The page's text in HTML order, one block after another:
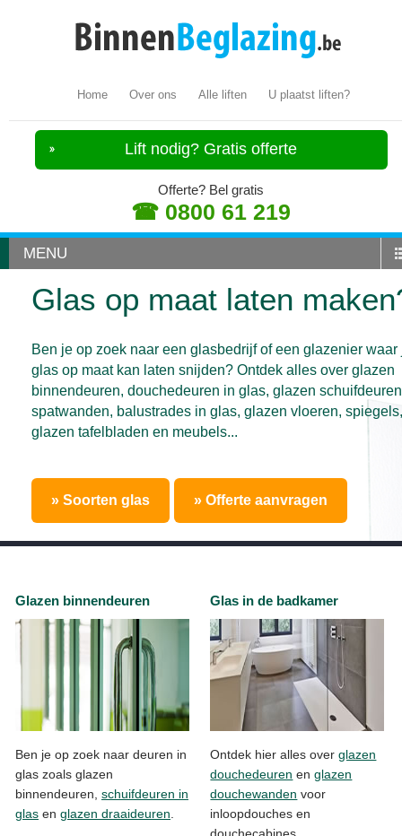
Home Over ons Alle liften U plaatst liften?
Lift nodig? Gratis offerte
Offerte? Bel gratis
☎ 0800 61 219
MENU
Glas op maat laten
Ben je op zoek naar een glasbedrijf of een glazenier waar
glas op maat kan laten snijden? Ontdek alles over glazen
binnendeuren, douchedeuren in glas, glazen
spatwanden, balustrades in glas, glazen vloeren, spiegels,
glazen tafelbladen en meubels...
» Soorten glas » Offerte aanvragen
Glazen binnendeuren
Ben je op zoek naar deuren in
glas zoals glazen
binnendeuren, schuifdeuren in
glas en glazen draaideuren
Glas in de badkamer
Ontdek hier alles overglazen
douchedeuren englazen
douchewanden voor
inloopdouches en